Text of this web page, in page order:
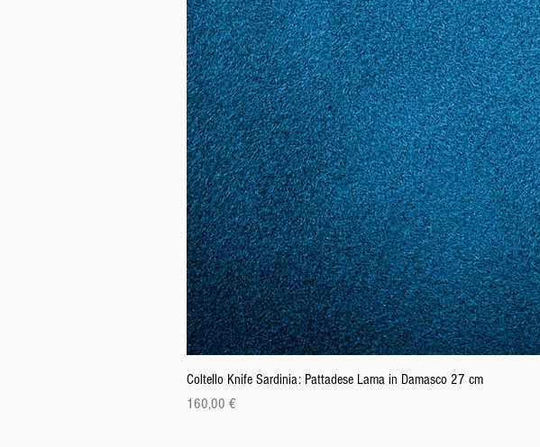
Coltello Knife Sardinia: Pattadese Lama in Damasco 27 cm
Prix
160,00 €